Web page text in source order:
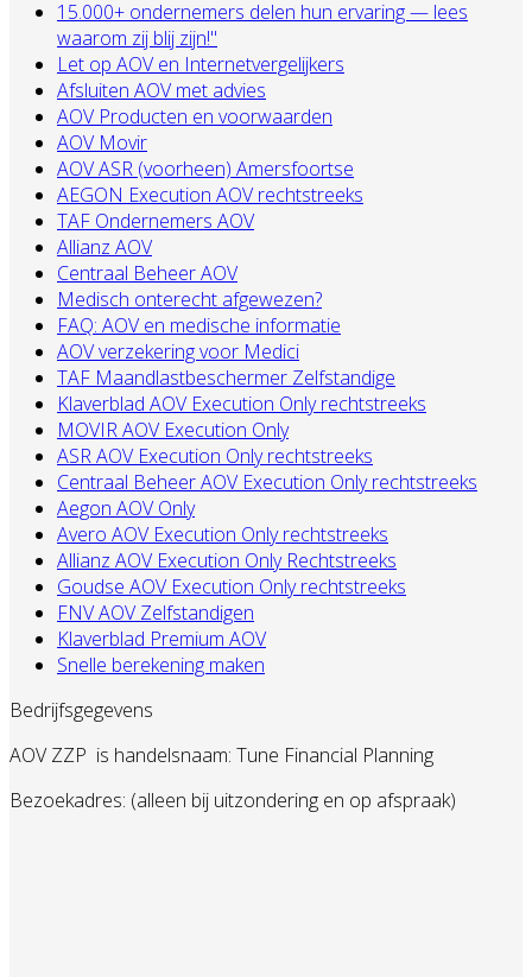
15.000+ ondernemers delen hun ervaring — lees
waarom zij blij zijn!"
Let op AOV en Internetvergelijkers
Afsluiten AOV met advies
AOV Producten en voorwaarden
AOV Movir
AOV ASR (voorheen) Amersfoortse
AEGON Execution AOV rechtstreeks
TAF Ondernemers AOV
Allianz AOV
Centraal Beheer AOV
Medisch onterecht afgewezen?
FAQ: AOV en medische informatie
AOV verzekering voor Medici
TAF Maandlastbeschermer Zelfstandige
Klaverblad AOV Execution Only rechtstreeks
MOVIR AOV Execution Only
ASR AOV Execution Only rechtstreeks
Centraal Beheer AOV Execution Only rechtstreeks
Aegon AOV Only
Avero AOV Execution Only rechtstreeks
Allianz AOV Execution Only Rechtstreeks
Goudse AOV Execution Only rechtstreeks
FNV AOV Zelfstandigen
Klaverblad Premium AOV
Snelle berekening maken
Bedrijfsgegevens
AOV ZZP is handelsnaam: Tune Financial Planning
Bezoekadres: (alleen bij uitzondering en op afspraak)